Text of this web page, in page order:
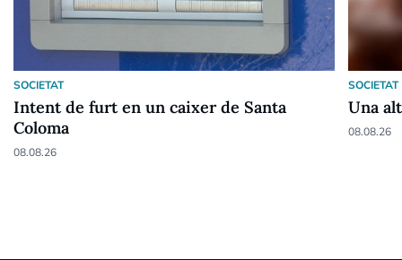
SOCIETAT
Intent de furt en un caixer de Santa
Coloma
08.08.26
SOCIETAT
Una
08.08.26